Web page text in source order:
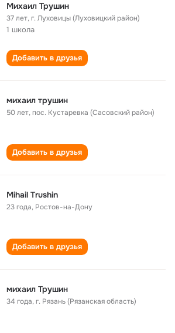
Михаил Трушин
37 лет,г. Луховицы (Луховицкий район)
1 школа
Добавить в друзья
михаил трушин
50 лет,пос. Кустаревка (Сасовский район)
Добавить в друзья
Mihail Trushin
23 года, Ростов-на-Дону
Добавить в друзья
михаил Трушин
34 года,г. Рязань (Рязанская область)